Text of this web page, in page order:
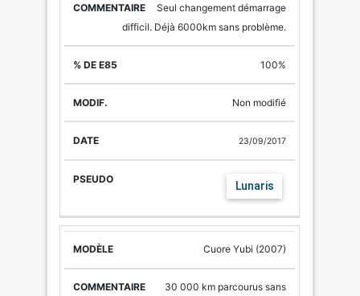
MODÈLE COMMENTAIRE
E85
Seul changement démarrage
difficil. Déjà 6000km sans problème.
100%
Non modifié
23/09/2017
Lunaris
Cuore Yubi (2007)
30 000 km parcourus sans